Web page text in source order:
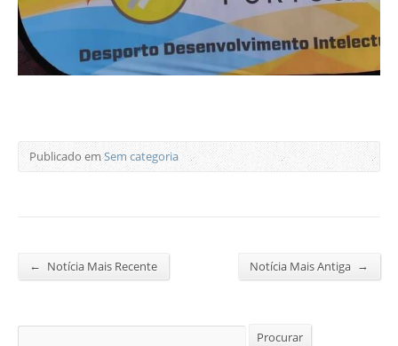
Publicado emSem categoria
← Notícia Mais Recente Notícia Mais Antiga →
Procurar Procurar